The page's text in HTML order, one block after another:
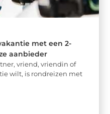
met een 2-
aanbieder
vriend, vriendin of
wilt, is rondreizen met